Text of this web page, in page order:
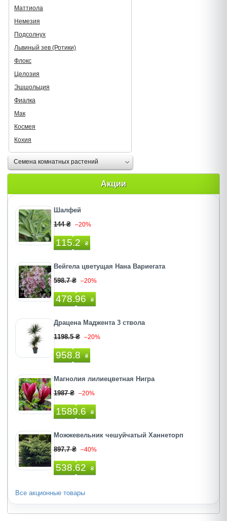
Маттиола
Немезия
Подсолнух
Львиный зев (Ротики)
Флокс
Целозия
Эшшольция
Фиалка
Мак
Космея
Кохия
Семена комнатных растений
Акции
Шалфей
144 ₴ –20%
115.2 ₴
Вейгела цветущая Нана Вариегата
598.7 ₴ –20%
478.96 ₴
Драцена Маджента 3 ствола
1198.5 ₴ –20%
958.8 ₴
Магнолия лилиецветная Нигра
1987 ₴ –20%
1589.6 ₴
Можжевельник чешуйчатый Ханнеторп
897.7 ₴ –40%
538.62 ₴
Все акционные товары